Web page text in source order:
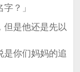
？」
是他还是先以
是你们妈妈的追